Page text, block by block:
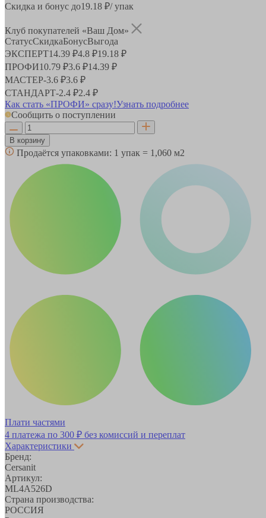
Скидка и бонус до19.18 ₽/ упак
Клуб покупателей «Ваш Дом»
СтатусСкидкаБонусВыгода
ЭКСПЕРТ14.39 ₽4.8 ₽19.18 ₽
ПРОФИ10.79 ₽3.6 ₽14.39 ₽
МАСТЕР-3.6 ₽3.6 ₽
СТАНДАРТ-2.4 ₽2.4 ₽
Как стать «ПРОФИ» сразу!Узнать подробнее
Сообщить о поступлении
В корзину
Продаётся упаковками: 1 упак = 1,060 м2
Плати частями
4 платежа по 300 ₽ без комиссий и переплат
Характеристики
Бренд:
Cersanit
Артикул:
ML4A526D
Страна производства:
РОССИЯ